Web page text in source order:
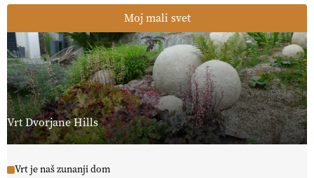
Moj mali svet
Vrt Dvorjane Hills
Vrt je naš zunanji dom